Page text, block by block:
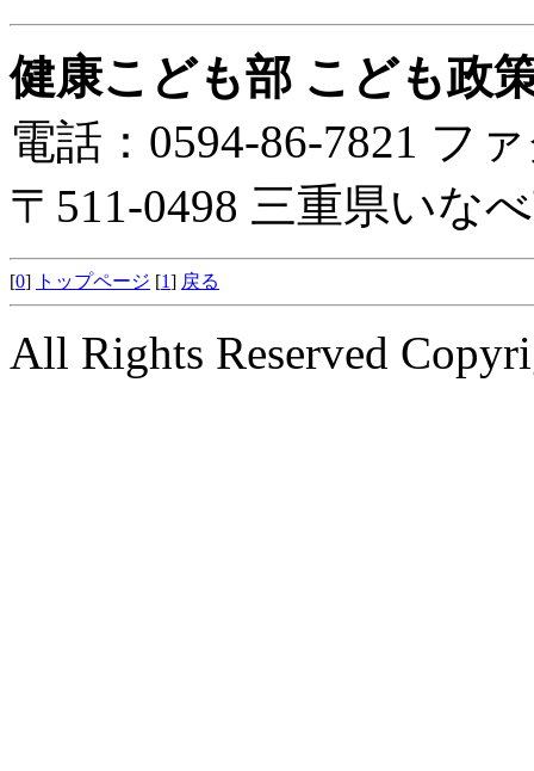
健康こども部 こども政
電話：0594-86-7821 フ
〒511-0498 三重県いな
[0] トップページ [1] 戻る
All Rights Reserved